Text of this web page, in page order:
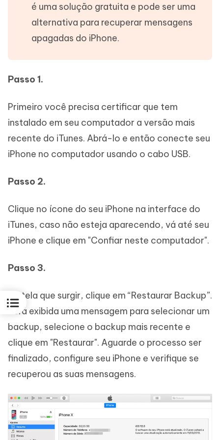
é uma solução gratuita e pode ser uma
alternativa para recuperar mensagens
apagadas do iPhone.
Passo 1.
Primeiro você precisa certificar que tem
instalado em seu computador a versão mais
recente do iTunes. Abrá-lo e então conecte seu
iPhone no computador usando o cabo USB.
Passo 2.
Clique no ícone do seu iPhone na interface do
iTunes, caso não esteja aparecendo, vá até seu
iPhone e clique em "Confiar neste computador".
Passo 3.
Na tela que surgir, clique em “Restaurar Backup”.
Será exibida uma mensagem para selecionar um
backup, selecione o backup mais recente e
clique em "Restaurar". Aguarde o processo ser
finalizado, configure seu iPhone e verifique se
recuperou as suas mensagens.